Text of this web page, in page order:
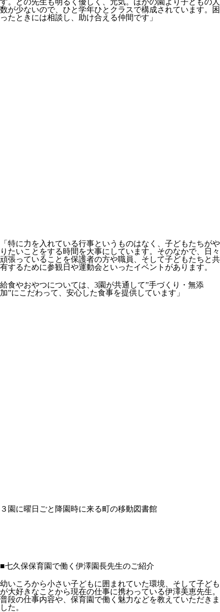
す。どの先生も明るく優しく、元気。ほかの園より子どもの人
数が少ないので、ひと学年ひとクラスで構成されています。困
ったときには相談し、助け合える仲間です」
「特に力を入れている行事というものはなく、子どもたちがや
りたいことをする時間を大事にしています。そのなかで、日々
頑張っていることを保護者の方や職員、そして子どもたちと共
有するために参観日や運動会といったイベントがあります。
給食やおやつについては、3園が共通して”手づくり・無添
加”にこだわって、安心した食事を提供しています」
３園に曜日ごと降園時に来る町の移動図書館
■七久保保育園で働く伊澤園長先生のご紹介
幼いころから小さい子どもに囲まれていた環境、そして子ども
が大好きなことから現在の仕事に携わっている伊澤美恵先生。
普段の仕事内容や、保育園で働く魅力などを教えていただきま
した。